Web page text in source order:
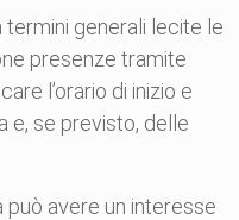
termini generali lecite le
presenze tramite
l’orario di inizio e
e, se previsto, delle
può avere un interesse